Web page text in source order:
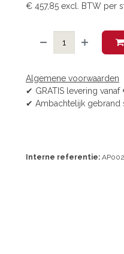
€ 457,85 excl. BTW per
Algemene voorwaarden
✔ GRATIS levering
✔ Ambachtelijk gebrand
Interne referentie: